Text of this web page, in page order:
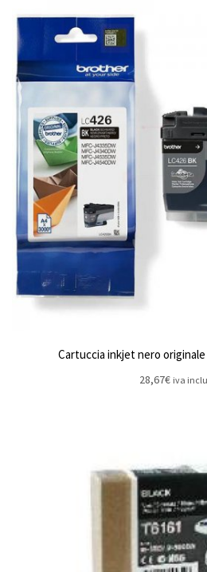
Cartuccia inkjet nero
28,67€ iva